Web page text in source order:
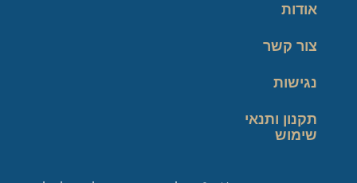
אודות
צור קשר
נגישות
תקנון ותנאי
שימוש